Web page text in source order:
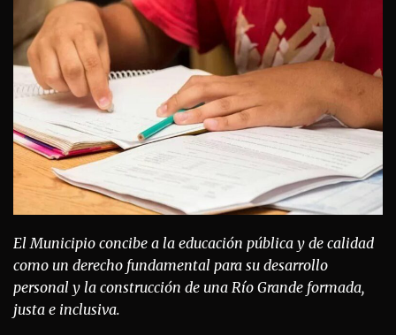
El Municipio concibe a la educación pública y de calidad
como un derecho fundamental para su desarrollo
personal y la construcción de una Río Grande formada,
justa e inclusiva.